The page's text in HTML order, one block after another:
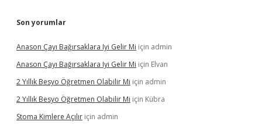
Son yorumlar
Anason Çayı Bağırsaklara Iyi Gelir Mi için admin
Anason Çayı Bağırsaklara Iyi Gelir Mi için Elvan
2 Yıllık Besyo Öğretmen Olabilir Mi için admin
2 Yıllık Besyo Öğretmen Olabilir Mi için Kübra
Stoma Kimlere Açılır için admin